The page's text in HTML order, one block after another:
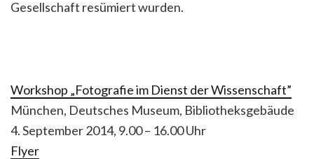
Gesellschaft resümiert wurden.
Workshop „Fotografie im Dienst der Wissenschaft”
München, Deutsches Museum, Bibliotheksgebäude
4. September 2014, 9.00 – 16.00 Uhr
Flyer